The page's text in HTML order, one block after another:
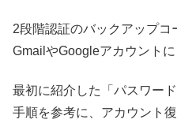
2段階認証のバックアップコ
GmailやGoogleアカウントに
最初に紹介した「パスワー
手順を参考に、アカウント